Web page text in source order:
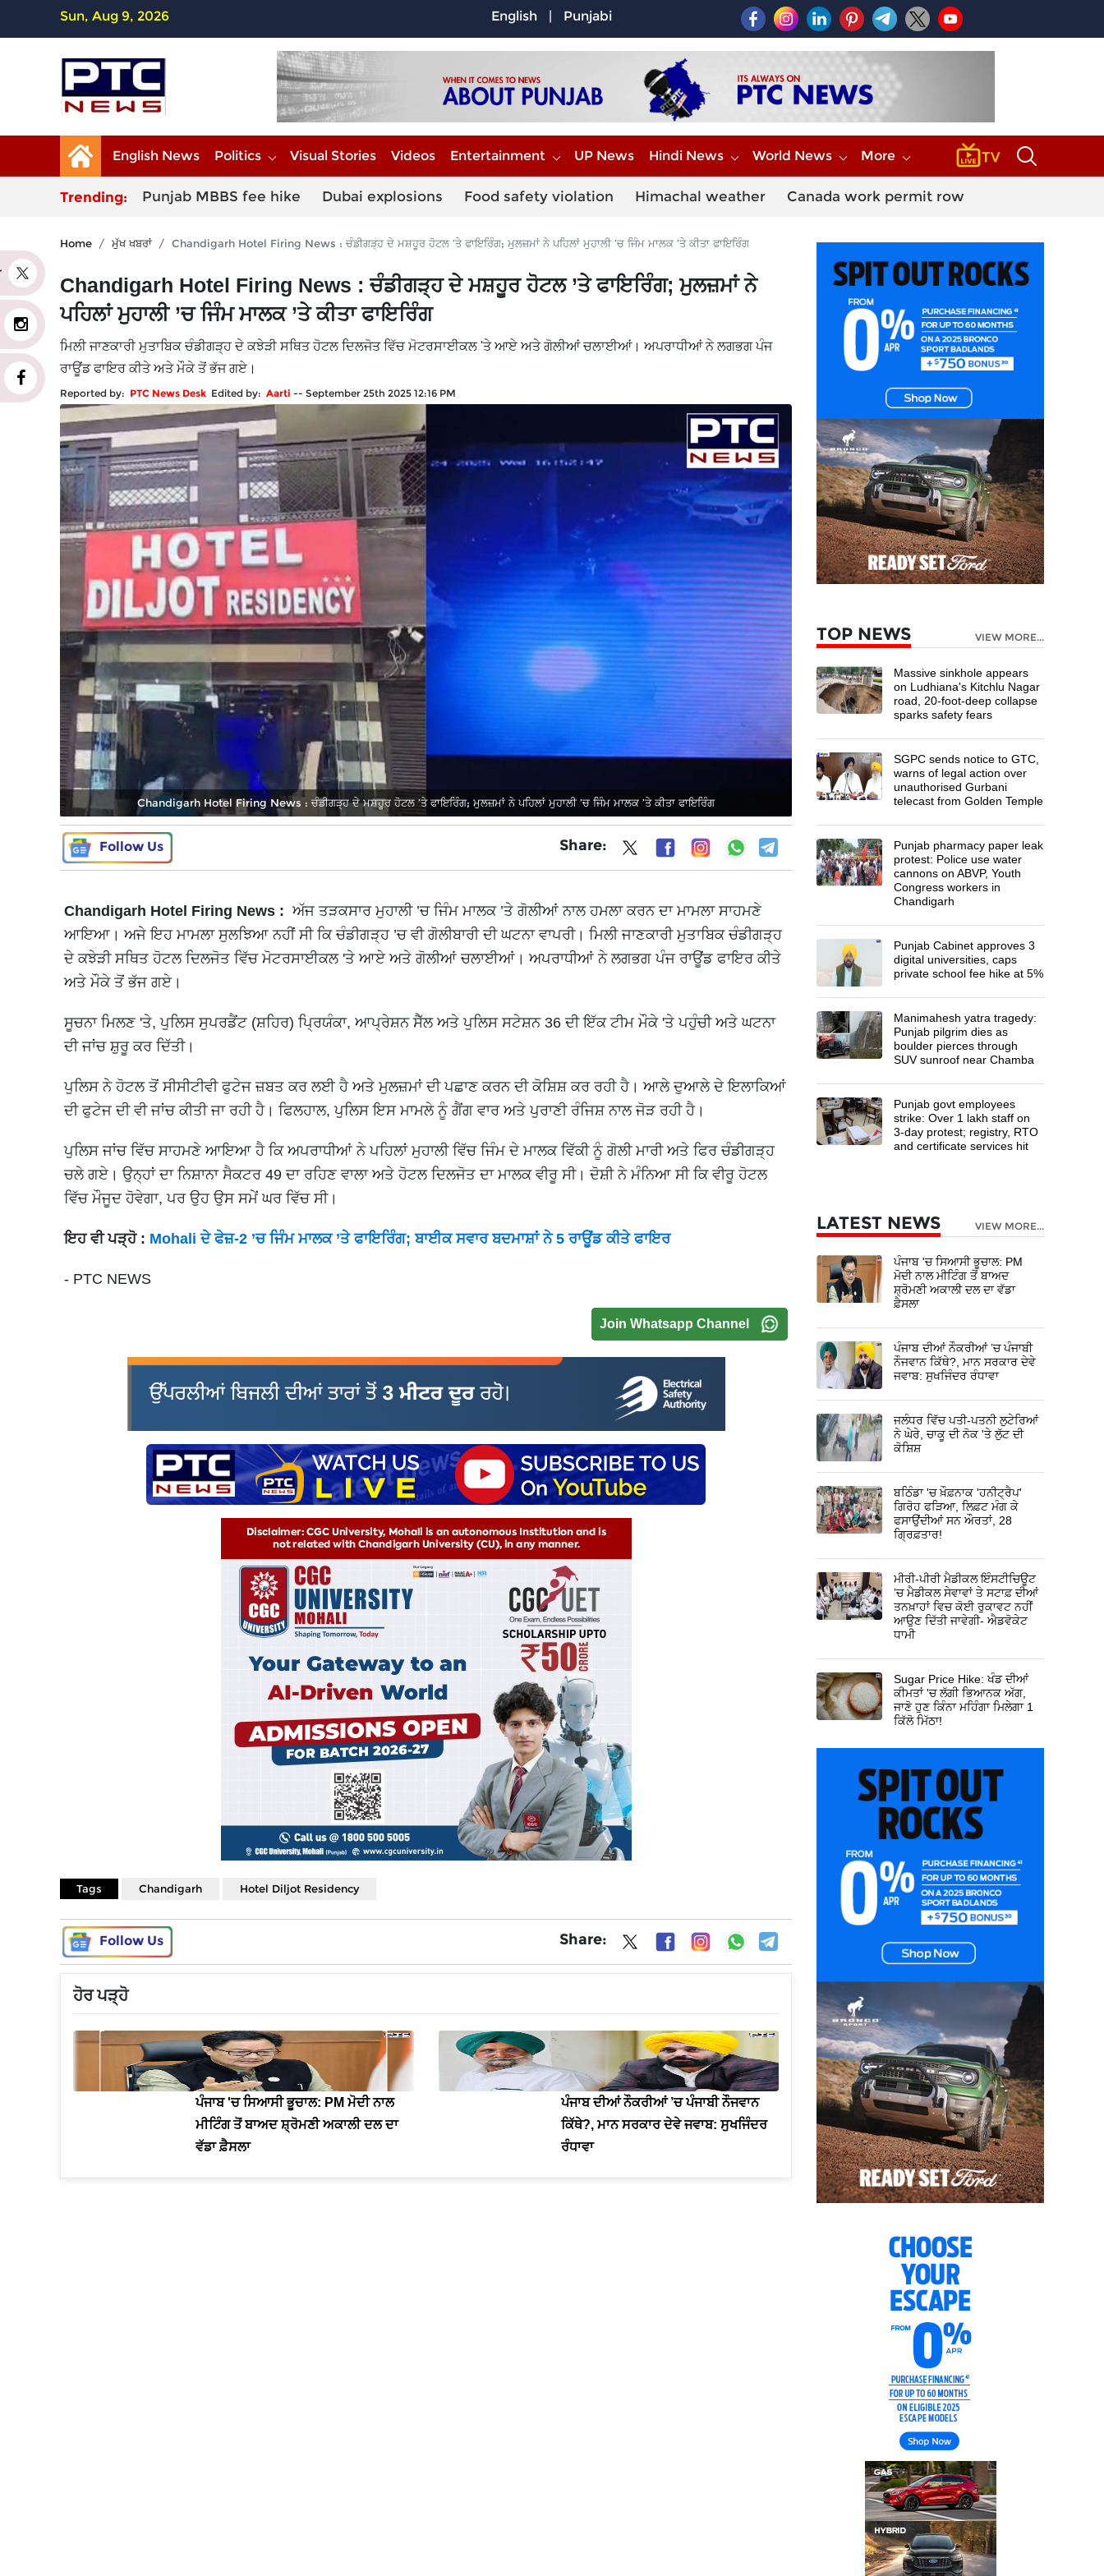
Sun, Aug 9, 2026 English | Punjabi
English News Politics Visual Stories Videos Entertainment UP News Hindi News World News More
Trending: Punjab MBBS fee hike Dubai explosions Food safety violation Himachal weather Canada work permit row
Home ਮੁੱਖ ਖਬਰਾਂ Chandigarh Hotel Firing News : ਚੰਡੀਗੜ੍ਹ ਦੇ ਮਸ਼ਹੂਰ ਹੋਟਲ ’ਤੇ ਫਾਇਰਿੰਗ; ਮੁਲਜ਼ਮਾਂ ਨੇ ਪਹਿਲਾਂ ਮੁਹਾਲੀ ’ਚ ਜਿੰਮ ਮਾਲਕ ’ਤੇ ਕੀਤਾ ਫਾਇਰਿੰਗ
Chandigarh Hotel Firing News : ਚੰਡੀਗੜ੍ਹ ਦੇ ਮਸ਼ਹੂਰ ਹੋਟਲ ’ਤੇ ਫਾਇਰਿੰਗ; ਮੁਲਜ਼ਮਾਂ ਨੇ
ਪਹਿਲਾਂ ਮੁਹਾਲੀ ’ਚ ਜਿੰਮ ਮਾਲਕ ’ਤੇ ਕੀਤਾ ਫਾਇਰਿੰਗ
ਮਿਲੀ ਜਾਣਕਾਰੀ ਮੁਤਾਬਿਕ ਚੰਡੀਗੜ੍ਹ ਦੇ ਕਝੇੜੀ ਸਥਿਤ ਹੋਟਲ ਦਿਲਜੋਤ ਵਿੱਚ ਮੋਟਰਸਾਈਕਲ 'ਤੇ ਆਏ ਅਤੇ ਗੋਲੀਆਂ ਚਲਾਈਆਂ। ਅਪਰਾਧੀਆਂ ਨੇ ਲਗਭਗ ਪੰਜ
ਰਾਊਂਡ ਫਾਇਰ ਕੀਤੇ ਅਤੇ ਮੌਕੇ ਤੋਂ ਭੱਜ ਗਏ।
Reported by: PTC News Desk Edited by: Aarti -- September 25th 2025 12:16 PM
Chandigarh Hotel Firing News : ਚੰਡੀਗੜ੍ਹ ਦੇ ਮਸ਼ਹੂਰ ਹੋਟਲ ’ਤੇ ਫਾਇਰਿੰਗ; ਮੁਲਜ਼ਮਾਂ ਨੇ ਪਹਿਲਾਂ ਮੁਹਾਲੀ ’ਚ ਜਿੰਮ ਮਾਲਕ ’ਤੇ ਕੀਤਾ ਫਾਇਰਿੰਗ
Follow Us Share:
Chandigarh Hotel Firing News : ਅੱਜ ਤੜਕਸਾਰ ਮੁਹਾਲੀ ’ਚ ਜਿੰਮ ਮਾਲਕ ’ਤੇ ਗੋਲੀਆਂ ਨਾਲ ਹਮਲਾ ਕਰਨ ਦਾ ਮਾਮਲਾ ਸਾਹਮਣੇ
ਆਇਆ। ਅਜੇ ਇਹ ਮਾਮਲਾ ਸੁਲਝਿਆ ਨਹੀਂ ਸੀ ਕਿ ਚੰਡੀਗੜ੍ਹ ’ਚ ਵੀ ਗੋਲੀਬਾਰੀ ਦੀ ਘਟਨਾ ਵਾਪਰੀ। ਮਿਲੀ ਜਾਣਕਾਰੀ ਮੁਤਾਬਿਕ ਚੰਡੀਗੜ੍ਹ
ਦੇ ਕਝੇੜੀ ਸਥਿਤ ਹੋਟਲ ਦਿਲਜੋਤ ਵਿੱਚ ਮੋਟਰਸਾਈਕਲ 'ਤੇ ਆਏ ਅਤੇ ਗੋਲੀਆਂ ਚਲਾਈਆਂ। ਅਪਰਾਧੀਆਂ ਨੇ ਲਗਭਗ ਪੰਜ ਰਾਊਂਡ ਫਾਇਰ ਕੀਤੇ
ਅਤੇ ਮੌਕੇ ਤੋਂ ਭੱਜ ਗਏ।
ਸੂਚਨਾ ਮਿਲਣ 'ਤੇ, ਪੁਲਿਸ ਸੁਪਰਡੈਂਟ (ਸ਼ਹਿਰ) ਪ੍ਰਿਯੰਕਾ, ਆਪ੍ਰੇਸ਼ਨ ਸੈੱਲ ਅਤੇ ਪੁਲਿਸ ਸਟੇਸ਼ਨ 36 ਦੀ ਇੱਕ ਟੀਮ ਮੌਕੇ 'ਤੇ ਪਹੁੰਚੀ ਅਤੇ ਘਟਨਾ
ਦੀ ਜਾਂਚ ਸ਼ੁਰੂ ਕਰ ਦਿੱਤੀ।
ਪੁਲਿਸ ਨੇ ਹੋਟਲ ਤੋਂ ਸੀਸੀਟੀਵੀ ਫੁਟੇਜ ਜ਼ਬਤ ਕਰ ਲਈ ਹੈ ਅਤੇ ਮੁਲਜ਼ਮਾਂ ਦੀ ਪਛਾਣ ਕਰਨ ਦੀ ਕੋਸ਼ਿਸ਼ ਕਰ ਰਹੀ ਹੈ। ਆਲੇ ਦੁਆਲੇ ਦੇ ਇਲਾਕਿਆਂ
ਦੀ ਫੁਟੇਜ ਦੀ ਵੀ ਜਾਂਚ ਕੀਤੀ ਜਾ ਰਹੀ ਹੈ। ਫਿਲਹਾਲ, ਪੁਲਿਸ ਇਸ ਮਾਮਲੇ ਨੂੰ ਗੈਂਗ ਵਾਰ ਅਤੇ ਪੁਰਾਣੀ ਰੰਜਿਸ਼ ਨਾਲ ਜੋੜ ਰਹੀ ਹੈ।
ਪੁਲਿਸ ਜਾਂਚ ਵਿੱਚ ਸਾਹਮਣੇ ਆਇਆ ਹੈ ਕਿ ਅਪਰਾਧੀਆਂ ਨੇ ਪਹਿਲਾਂ ਮੁਹਾਲੀ ਵਿੱਚ ਜਿੰਮ ਦੇ ਮਾਲਕ ਵਿੱਕੀ ਨੂੰ ਗੋਲੀ ਮਾਰੀ ਅਤੇ ਫਿਰ ਚੰਡੀਗੜ੍ਹ
ਚਲੇ ਗਏ। ਉਨ੍ਹਾਂ ਦਾ ਨਿਸ਼ਾਨਾ ਸੈਕਟਰ 49 ਦਾ ਰਹਿਣ ਵਾਲਾ ਅਤੇ ਹੋਟਲ ਦਿਲਜੋਤ ਦਾ ਮਾਲਕ ਵੀਰੂ ਸੀ। ਦੋਸ਼ੀ ਨੇ ਮੰਨਿਆ ਸੀ ਕਿ ਵੀਰੂ ਹੋਟਲ
ਵਿੱਚ ਮੌਜੂਦ ਹੋਵੇਗਾ, ਪਰ ਉਹ ਉਸ ਸਮੇਂ ਘਰ ਵਿੱਚ ਸੀ।
ਇਹ ਵੀ ਪੜ੍ਹੋ : Mohali ਦੇ ਫੇਜ਼-2 ’ਚ ਜਿੰਮ ਮਾਲਕ ’ਤੇ ਫਾਇਰਿੰਗ; ਬਾਈਕ ਸਵਾਰ ਬਦਮਾਸ਼ਾਂ ਨੇ 5 ਰਾਊਂਡ ਕੀਤੇ ਫਾਇਰ
- PTC NEWS
Join Whatsapp Channel
Tags Chandigarh Hotel Diljot Residency
Follow Us Share:
ਹੋਰ ਪੜ੍ਹੋ
ਪੰਜਾਬ 'ਚ ਸਿਆਸੀ ਭੂਚਾਲ: PM ਮੋਦੀ ਨਾਲ
ਮੀਟਿੰਗ ਤੋਂ ਬਾਅਦ ਸ਼੍ਰੋਮਣੀ ਅਕਾਲੀ ਦਲ ਦਾ
ਵੱਡਾ ਫ਼ੈਸਲਾ
ਪੰਜਾਬ ਦੀਆਂ ਨੌਕਰੀਆਂ ’ਚ ਪੰਜਾਬੀ ਨੌਜਵਾਨ
ਕਿੱਥੇ?, ਮਾਨ ਸਰਕਾਰ ਦੇਵੇ ਜਵਾਬ: ਸੁਖਜਿੰਦਰ
ਰੰਧਾਵਾ
TOP NEWS VIEW MORE...
Massive sinkhole appears
on Ludhiana's Kitchlu Nagar
road, 20-foot-deep collapse
sparks safety fears
SGPC sends notice to GTC,
warns of legal action over
unauthorised Gurbani
telecast from Golden Temple
Punjab pharmacy paper leak
protest: Police use water
cannons on ABVP, Youth
Congress workers in
Chandigarh
Punjab Cabinet approves 3
digital universities, caps
private school fee hike at 5%
Manimahesh yatra tragedy:
Punjab pilgrim dies as
boulder pierces through
SUV sunroof near Chamba
Punjab govt employees
strike: Over 1 lakh staff on
3-day protest; registry, RTO
and certificate services hit
LATEST NEWS VIEW MORE...
ਪੰਜਾਬ 'ਚ ਸਿਆਸੀ ਭੂਚਾਲ: PM
ਮੋਦੀ ਨਾਲ ਮੀਟਿੰਗ ਤੋਂ ਬਾਅਦ
ਸ਼੍ਰੋਮਣੀ ਅਕਾਲੀ ਦਲ ਦਾ ਵੱਡਾ
ਫ਼ੈਸਲਾ
ਪੰਜਾਬ ਦੀਆਂ ਨੌਕਰੀਆਂ ’ਚ ਪੰਜਾਬੀ
ਨੌਜਵਾਨ ਕਿੱਥੇ?, ਮਾਨ ਸਰਕਾਰ ਦੇਵੇ
ਜਵਾਬ: ਸੁਖਜਿੰਦਰ ਰੰਧਾਵਾ
ਜਲੰਧਰ ਵਿੱਚ ਪਤੀ-ਪਤਨੀ ਲੁਟੇਰਿਆਂ
ਨੇ ਘੇਰੇ, ਚਾਕੂ ਦੀ ਨੋਕ 'ਤੇ ਲੁੱਟ ਦੀ
ਕੋਸ਼ਿਸ਼
ਬਠਿੰਡਾ 'ਚ ਖ਼ੌਫ਼ਨਾਕ 'ਹਨੀਟ੍ਰੈਪ'
ਗਿਰੋਹ ਫੜਿਆ, ਲਿਫ਼ਟ ਮੰਗ ਕੇ
ਫਸਾਉਂਦੀਆਂ ਸਨ ਔਰਤਾਂ, 28
ਗ੍ਰਿਫ਼ਤਾਰ!
ਮੀਰੀ-ਪੀਰੀ ਮੈਡੀਕਲ ਇੰਸਟੀਚਿਊਟ
’ਚ ਮੈਡੀਕਲ ਸੇਵਾਵਾਂ ਤੇ ਸਟਾਫ਼ ਦੀਆਂ
ਤਨਖ਼ਾਹਾਂ ਵਿਚ ਕੋਈ ਰੁਕਾਵਟ ਨਹੀਂ
ਆਉਣ ਦਿੱਤੀ ਜਾਵੇਗੀ- ਐਡਵੋਕੇਟ
ਧਾਮੀ
Sugar Price Hike: ਖੰਡ ਦੀਆਂ
ਕੀਮਤਾਂ 'ਚ ਲੱਗੀ ਭਿਆਨਕ ਅੱਗ,
ਜਾਣੋ ਹੁਣ ਕਿੰਨਾ ਮਹਿੰਗਾ ਮਿਲੇਗਾ 1
ਕਿੱਲੋ ਮਿੱਠਾ!